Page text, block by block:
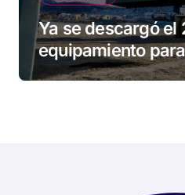
Ya se descargó el
equipamiento
de Ushuaia